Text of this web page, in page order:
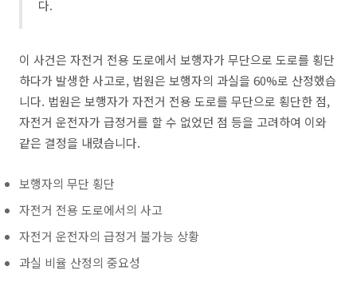
다.
이 사건은 자전거 전용 도로에서 보행자가 무단으로 도로를 횡단
하다가 발생한 사고로, 법원은 보행자의 과실을 60%로 산정했습
니다. 법원은 보행자가 자전거 전용 도로를 무단으로 횡단한 점,
자전거 운전자가 급정거를 할 수 없었던 점 등을 고려하여 이와
같은 결정을 내렸습니다.
보행자의 무단 횡단
자전거 전용 도로에서의 사고
자전거 운전자의 급정거 불가능 상황
과실 비율 산정의 중요성